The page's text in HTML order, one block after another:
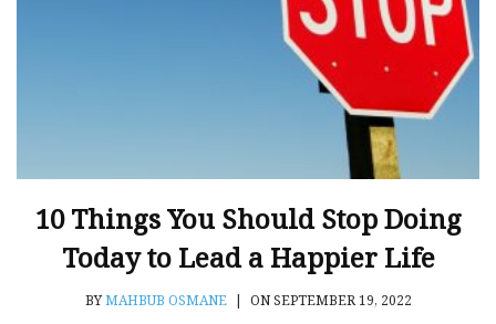
10 Things You Should Stop Doing
Today to Lead a Happier Life
BYMAHBUB OSMANE | ON SEPTEMBER 19, 2022